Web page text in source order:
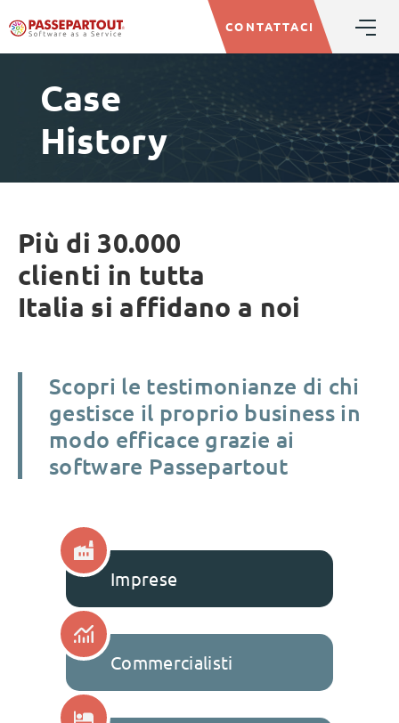
CONTATTACI
Case
History
Più di 30.000
clienti in tutta
Italia si affidano a noi
Scopri le testimonianze di chi
gestisce il proprio business in
modo efficace grazie ai
software Passepartout
Imprese
Commercialisti